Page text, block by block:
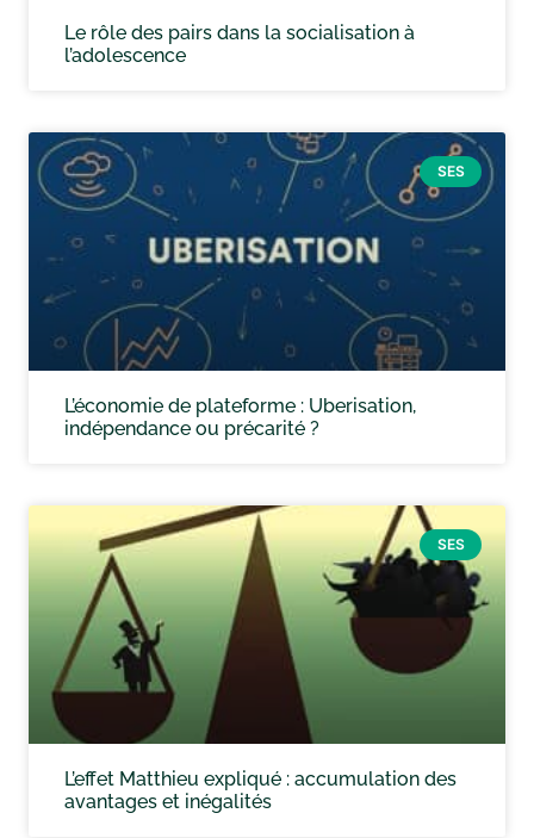
Le rôle des pairs dans la socialisation à
l’adolescence
SES
L’économie de plateforme : Uberisation,
indépendance ou précarité ?
SES
L’effet Matthieu expliqué : accumulation des
avantages et inégalités